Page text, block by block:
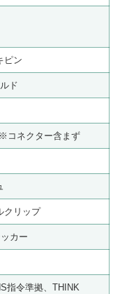
ピン
ド
ネクター含まず
クリップ
カー
指令準拠、THINK